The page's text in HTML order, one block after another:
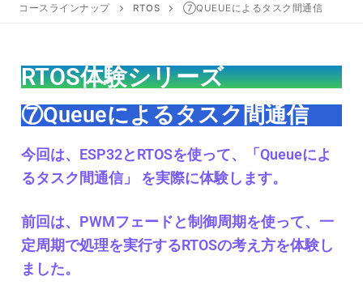
コースラインナップ
RTOS ⑦QUEUEによるタスク間通信
RTOS体験シリーズ
⑦Queueによるタスク間通信
今回は、ESP32とRTOSを使って、「Queueによ
るタスク間通信」 を実際に体験します。
前回は、PWMフェードと制御周期を使って、一
定周期で処理を実行するRTOSの考え方を体験し
ました。